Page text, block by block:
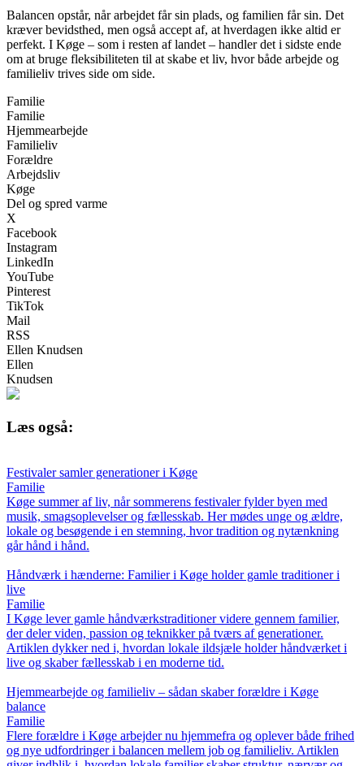
Balancen opstår, når arbejdet får sin plads, og familien får sin. Det
kræver bevidsthed, men også accept af, at hverdagen ikke altid er
perfekt. I Køge – som i resten af landet – handler det i sidste ende
om at bruge fleksibiliteten til at skabe et liv, hvor både arbejde og
familieliv trives side om side.
Familie
Familie
Hjemmearbejde
Familieliv
Forældre
Arbejdsliv
Køge
Del og spred varme
X
Facebook
Instagram
LinkedIn
YouTube
Pinterest
TikTok
Mail
RSS
Ellen Knudsen
Ellen
Knudsen
Læs også:
Festivaler samler generationer i Køge
Familie
Køge summer af liv, når sommerens festivaler fylder byen med
musik, smagsoplevelser og fællesskab. Her mødes unge og ældre,
lokale og besøgende i en stemning, hvor tradition og nytænkning
går hånd i hånd.
Håndværk i hænderne: Familier i Køge holder gamle traditioner i
live
Familie
I Køge lever gamle håndværkstraditioner videre gennem familier,
der deler viden, passion og teknikker på tværs af generationer.
Artiklen dykker ned i, hvordan lokale ildsjæle holder håndværket i
live og skaber fællesskab i en moderne tid.
Hjemmearbejde og familieliv – sådan skaber forældre i Køge
balance
Familie
Flere forældre i Køge arbejder nu hjemmefra og oplever både frihed
og nye udfordringer i balancen mellem job og familieliv. Artiklen